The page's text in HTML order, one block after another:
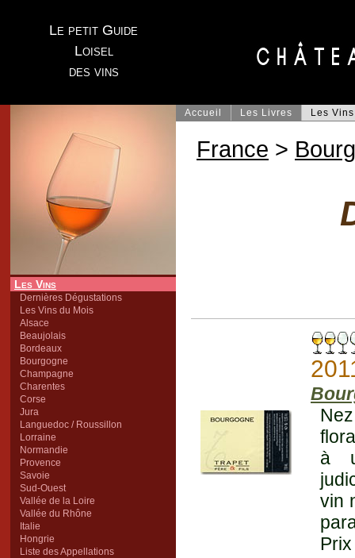
Le petit Guide
Loisel
des vins
Les Vins
Dernières Dégustations
Les Vins du Mois
Alsace
Beaujolais
Bordeaux
Bourgogne
Champagne
Charentes
Corse
Jura
Languedoc / Roussillon
Lorraine
Normandie
Provence
Savoie
Sud-Ouest
Vallée de la Loire
Vallée du Rhône
Italie
Hongrie
Liste des Appellations
Accueil Les Livres Les Vins
France >
à
vin